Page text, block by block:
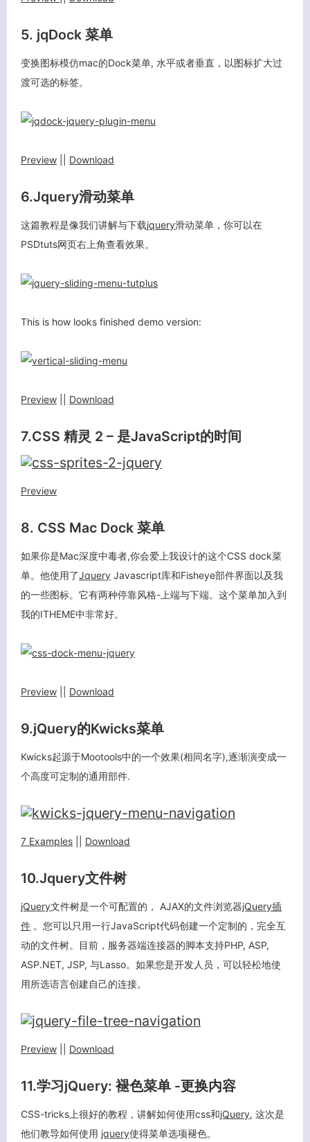
5. jqDock 菜单
变换图标模仿mac的Dock菜单, 水平或者垂直，以图标扩大过
渡可选的标签。
Preview Download
6.Jquery滑动菜单
这篇教程是像我们讲解与下载jquery滑动菜单，你可以在
PSDtuts网页右上角查看效果。
This is how looks finished demo version:
Preview Download
7.CSS 精灵 2 – 是JavaScript的时间
Preview
8. CSS Mac Dock 菜单
如果你是Mac深度中毒者,你会爱上我设计的这个CSS dock菜
单。他使用了Jquery Javascript库和Fisheye部件界面以及我
的一些图标。它有两种停靠风格-上端与下端。这个菜单加入到
我的ITHEME中非常好。
Preview Download
9.jQuery的Kwicks菜单
Kwicks起源于Mootools中的一个效果(相同名字),逐渐演变成一
个高度可定制的通用部件.
7 Examples Download
10.Jquery文件树
jQuery文件树是一个可配置的， AJAX的文件浏览器jQuery插
件 。您可以只用一行JavaScript代码创建一个定制的，完全互
动的文件树。目前，服务器端连接器的脚本支持PHP, ASP,
ASP.NET, JSP, 与Lasso。如果您是开发人员，可以轻松地使
用所选语言创建自己的连接。
Preview Download
11.学习jQuery: 褪色菜单 -更换内容
CSS-tricks上很好的教程，讲解如何使用css和jQuery, 这次是
他们教导如何使用 jquery使得菜单选项褪色。